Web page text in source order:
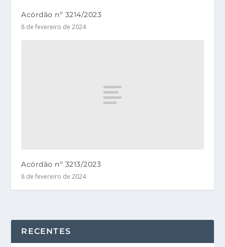
Acórdão nº 3214/2023
8 de fevereiro de 2024
Acórdão nº 3213/2023
8 de fevereiro de 2024
RECENTES